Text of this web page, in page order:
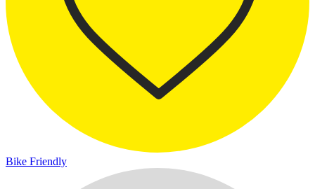
Bike Friendly